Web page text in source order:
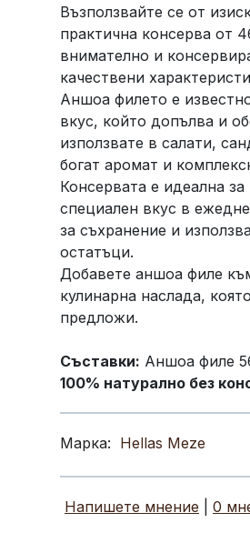
Възползвайте се от
практична консерва от
внимателно и
качествени
Аншоа филето е
вкус, който допълва и
използвате в салати,
богат аромат и
Консервата е идеална
специален вкус в
за съхранение и
остатъци.
Добавете аншоа филе
кулинарна наслада,
предложи.
Съставки: Аншоа филе
100% натурално без
Марка: Hellas Meze
Напишете мнение 0